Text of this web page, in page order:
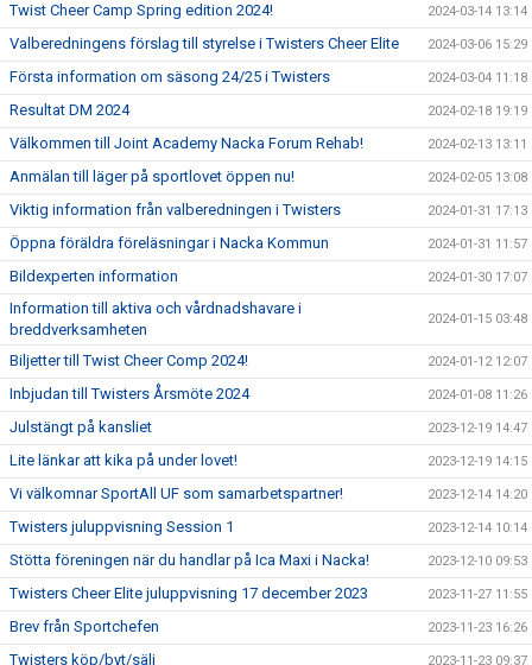
Twist Cheer Camp Spring edition 2024! 2024-03-14 13:14
Valberedningens förslag till styrelse i Twisters Cheer Elite 2024-03-06 15:29
Första information om säsong 24/25 i Twisters 2024-03-04 11:18
Resultat DM 2024 2024-02-18 19:19
Välkommen till Joint Academy Nacka Forum Rehab! 2024-02-13 13:11
Anmälan till läger på sportlovet öppen nu! 2024-02-05 13:08
Viktig information från valberedningen i Twisters 2024-01-31 17:13
Öppna föräldra föreläsningar i Nacka Kommun 2024-01-31 11:57
Bildexperten information 2024-01-30 17:07
Information till aktiva och vårdnadshavare i
breddverksamheten
2024-01-15 03:48
Biljetter till Twist Cheer Comp 2024! 2024-01-12 12:07
Inbjudan till Twisters Årsmöte 2024 2024-01-08 11:26
Julstängt på kansliet 2023-12-19 14:47
Lite länkar att kika på under lovet! 2023-12-19 14:15
Vi välkomnar SportAll UF som samarbetspartner! 2023-12-14 14:20
Twisters juluppvisning Session 1 2023-12-14 10:14
Stötta föreningen när du handlar på Ica Maxi i Nacka! 2023-12-10 09:53
Twisters Cheer Elite juluppvisning 17 december 2023 2023-11-27 11:55
Brev från Sportchefen 2023-11-23 16:26
Twisters köp/byt/sälj 2023-11-23 09:37